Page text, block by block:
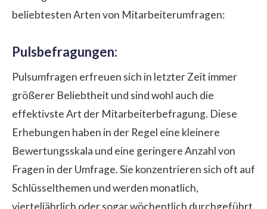
beliebtesten Arten von Mitarbeiterumfragen:
Pulsbefragungen:
Pulsumfragen erfreuen sich in letzter Zeit immer
größerer Beliebtheit und sind wohl auch die
effektivste Art der Mitarbeiterbefragung. Diese
Erhebungen haben in der Regel eine kleinere
Bewertungsskala und eine geringere Anzahl von
Fragen in der Umfrage. Sie konzentrieren sich oft auf
Schlüsselthemen und werden monatlich,
vierteljährlich oder sogar wöchentlich durchgeführt.